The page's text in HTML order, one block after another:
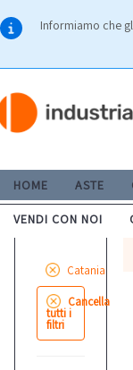
Informiamo che
HOME ASTE
VENDI CON NOI
Catania
Cancella
tutti i
filtri